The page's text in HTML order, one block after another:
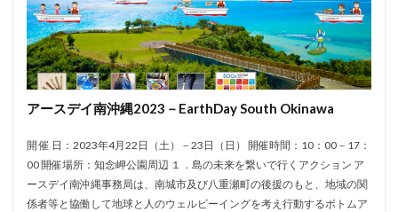
アースデイ南沖縄2023－EarthDay South Okinawa
開 催 日：2023年4月22日（土）－23日（日） 開催時間：10：00－17：
00 開催場所：知念岬公園周辺 １．島の未来を繋いで行くアクション ア
ースデイ南沖縄事務局は、南城市及び八重瀬町の後援のもと、地域の関
係者等と協働して地球と人のウェルビーイングを考え行動するボトムア